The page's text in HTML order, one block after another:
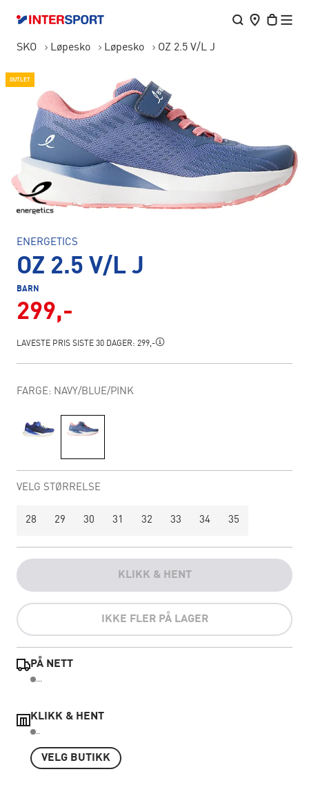
SKO Løpesko Løpesko OZ 2.5 V/L J
OUTLET
ENERGETICS
OZ 2.5 V/L J
BARN
299,-
LAVESTE PRIS SISTE 30 DAGER: 299,-
FARGE: NAVY/BLUE/PINK
VELG STØRRELSE
28 29 30 31 32 33 34 35
KLIKK & HENT
IKKE FLER PÅ LAGER
PÅ NETT
...
KLIKK & HENT
..
VELG BUTIKK